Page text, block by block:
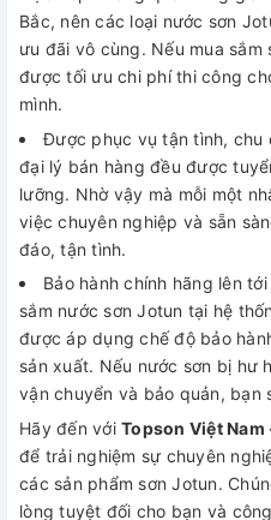
Bắc, nên các loại nước sơn
ưu đãi vô cùng. Nếu mua
được tối ưu chi phí thi công
mình.
Được phục vụ tận tình, chu
đại lý bán hàng đều được
lưỡng. Nhờ vậy mà mỗi một
việc chuyên nghiệp và sẵn
đáo, tận tình.
Bảo hành chính hãng lên
sắm nước sơn Jotun tại hệ
được áp dụng chế độ bảo
sản xuất. Nếu nước sơn bị hư
vận chuyển và bảo quản,
Hãy đến với Topson Việt
để trải nghiệm sự chuyên
các sản phẩm sơn Jotun.
lòng tuyệt đối cho bạn và